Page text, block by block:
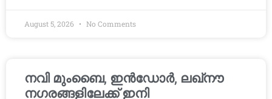
August 5, 2026 No Comments
നവി മുംബൈ, ഇൻഡോർ, ലഖ്നൗ
നഗരങ്ങളിലേക്ക് ഇനി